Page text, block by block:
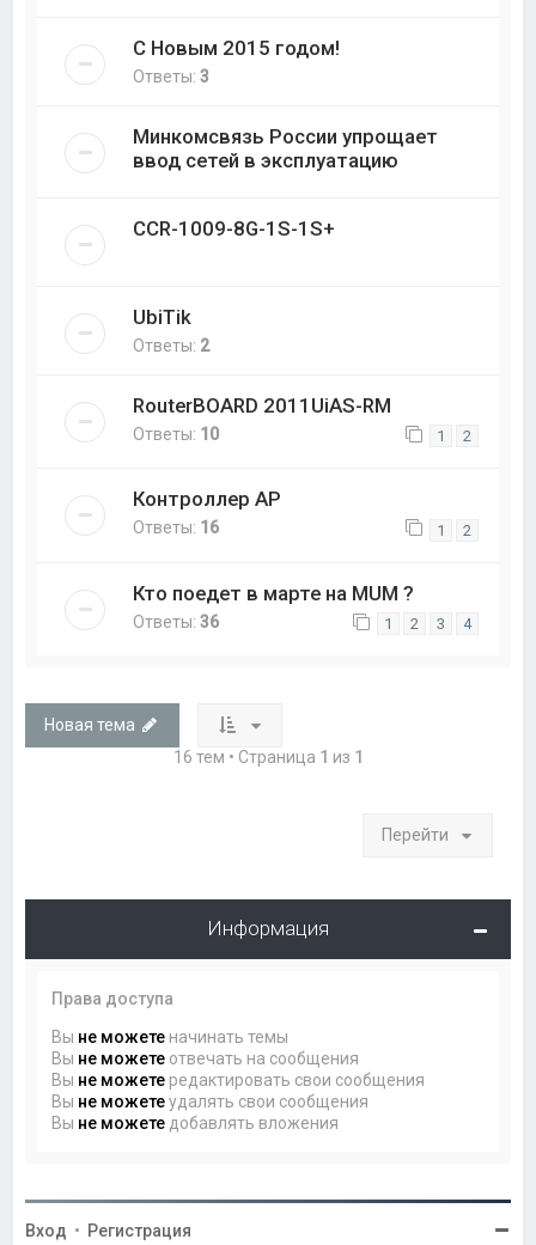
С Новым 2015 годом!
Ответы:3
Минкомсвязь России упрощает
ввод сетей в эксплуатацию
CCR-1009-8G-1S-1S+
UbiTik
Ответы: 2
RouterBOARD 2011UiAS-RM
Ответы: 10 1 2
Контроллер AP
Ответы: 16 1 2
Кто поедет в марте на MUM ?
Ответы:36 1 2 3 4
Новая тема
16 тем • Страница 1 из 1
Перейти
Информация
Права доступа
Вы не можете начинать темы
Вы не можете отвечать на сообщения
Вы не можете редактировать свои сообщения
Вы не можетеудалять свои сообщения
Вы не можете добавлять вложения
Вход • Регистрация